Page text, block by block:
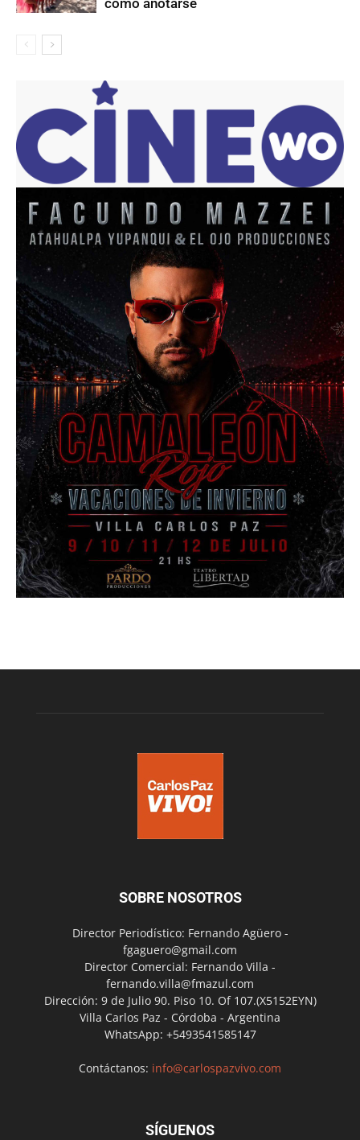
cómo anotarse
SOBRE NOSOTROS
Director Periodístico: Fernando Agüero -
fgaguero@gmail.com
Director Comercial: Fernando Villa -
fernando.villa@fmazul.com
Dirección: 9 de Julio 90. Piso 10. Of 107.(X5152EYN)
Villa Carlos Paz - Córdoba - Argentina
WhatsApp: +5493541585147
Contáctanos: info@carlospazvivo.com
SÍGUENOS